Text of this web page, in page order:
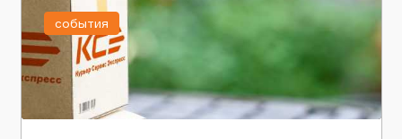
события